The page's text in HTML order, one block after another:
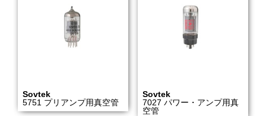
Sovtek
5751 プリアンプ用真空管
Sovtek
7027 パワー・アンプ用真
空管